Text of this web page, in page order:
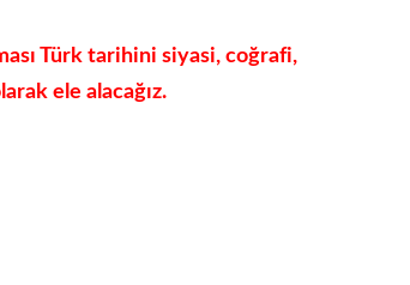
Türk tarihini siyasi, coğrafi,
ele alacağız.